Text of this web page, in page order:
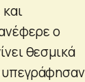
ο
θεσμικά
υπεγράφησαν